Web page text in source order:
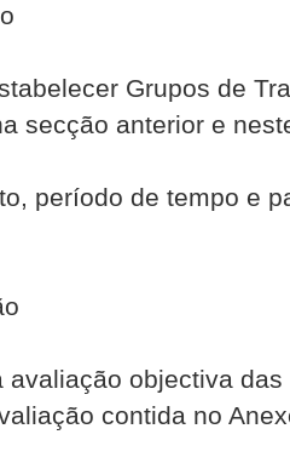
Grupos de
secção anterior e
período de tempo e
avaliação objectiva
contida no